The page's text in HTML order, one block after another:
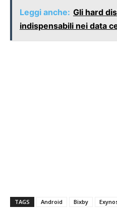
Leggi anche: Gli hard
indispensabili nei data
TAGS Android Bixby